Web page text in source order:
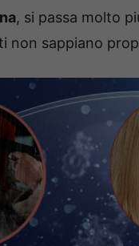
, si passa molto
non sappiano